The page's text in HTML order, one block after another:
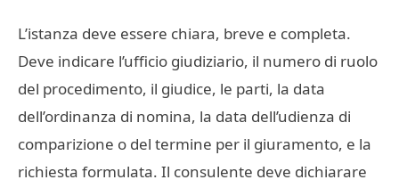
L’istanza deve essere chiara, breve e completa.
Deve indicare l’ufficio giudiziario, il numero di ruolo
del procedimento, il giudice, le parti, la data
dell’ordinanza di nomina, la data dell’udienza di
comparizione o del termine per il giuramento, e la
richiesta formulata. Il consulente deve dichiarare